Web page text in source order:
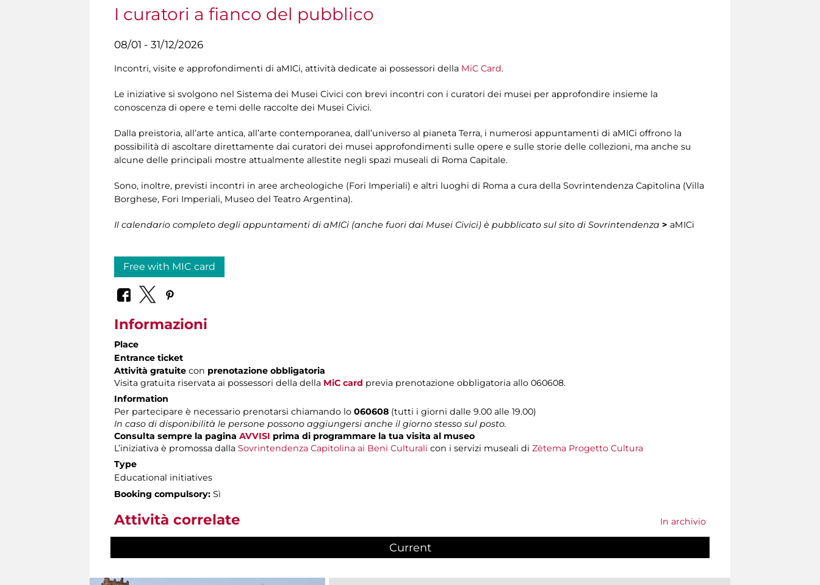
I curatori a fianco del pubblico
08/01 - 31/12/2026
Incontri, visite e approfondimenti di aMICi, attività dedicate ai possessori della MiC Card.
Le iniziative si svolgono nel Sistema dei Musei Civici con brevi incontri con i curatori dei musei per approfondire insieme la
conoscenza di opere e temi delle raccolte dei Musei Civici.
Dalla preistoria, all’arte antica, all’arte contemporanea, dall’universo al pianeta Terra, i numerosi appuntamenti di aMICi offrono la
possibilità di ascoltare direttamente dai curatori dei musei approfondimenti sulle opere e sulle storie delle collezioni, ma anche su
alcune delle principali mostre attualmente allestite negli spazi museali di Roma Capitale.
Sono, inoltre, previsti incontri in aree archeologiche (Fori Imperiali) e altri luoghi di Roma a cura della Sovrintendenza Capitolina (Villa
Borghese, Fori Imperiali, Museo del Teatro Argentina).
Il calendario completo degli appuntamenti di aMICi (anche fuori dai Musei Civici) è pubblicato sul sito di Sovrintendenza > aMICi
Free with MIC card
Informazioni
Place
Entrance ticket
Attività gratuite con prenotazione obbligatoria
Visita gratuita riservata ai possessori della della MiC card previa prenotazione obbligatoria allo 060608.
Information
Per partecipare è necessario prenotarsi chiamando lo 060608 (tutti i giorni dalle 9.00 alle 19.00)
In caso di disponibilità le persone possono aggiungersi anche il giorno stesso sul posto.
Consulta sempre la pagina AVVISI prima di programmare la tua visita al museo
L’iniziativa è promossa dalla Sovrintendenza Capitolina ai Beni Culturali con i servizi museali di Zètema Progetto Cultura
Type
Educational initiatives
Booking compulsory: Sì
Attività correlate In archivio
Current(active tab)